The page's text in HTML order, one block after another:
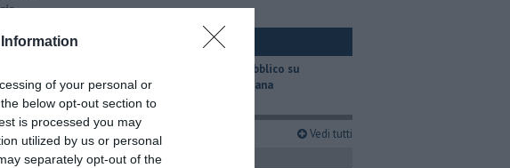
of your personal or
below opt-out section to
is processed you may
utilized by us or personal
separately opt-out of the
è
​Il trasporto pubblico su
gomma in Toscana
Ultimi articoli Vedi tutti
Cronaca